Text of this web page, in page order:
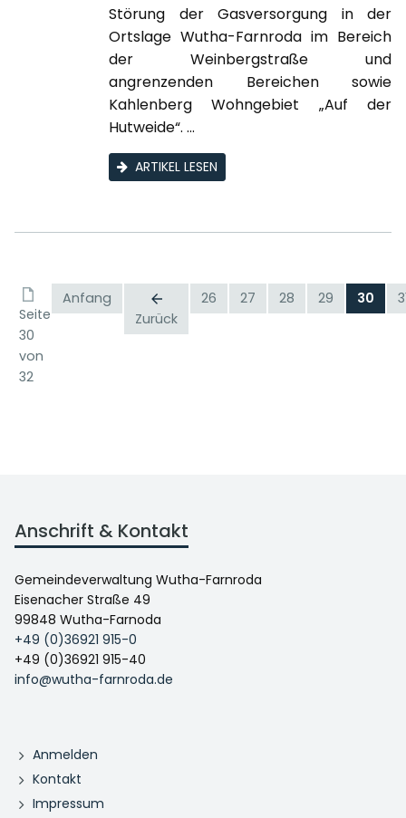
Störung der Gasversorgung in der
Ortslage Wutha-Farnroda im Bereich
der Weinbergstraße und
angrenzenden Bereichen sowie
Kahlenberg Wohngebiet „Auf der
Hutweide“. ...
ARTIKEL LESEN
Seite
30
von
32
Anfang
Zurück
26 27 28 29 30
Anschrift & Kontakt
Gemeindeverwaltung Wutha-Farnroda
Eisenacher Straße 49
99848 Wutha-Farnoda
+49 (0)36921 915-0
+49 (0)36921 915-40
info@wutha-farnroda.de
Anmelden
Kontakt
Impressum